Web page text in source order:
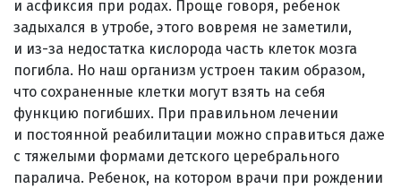
и асфиксия при родах. Проще говоря, ребенок
задыхался в утробе, этого вовремя не заметили,
и из-за недостатка кислорода часть клеток мозга
погибла. Но наш организм устроен таким образом,
что сохраненные клетки могут взять на себя
функцию погибших. При правильном лечении
и постоянной реабилитации можно справиться даже
с тяжелыми формами детского церебрального
паралича. Ребенок, на котором врачи при рождении